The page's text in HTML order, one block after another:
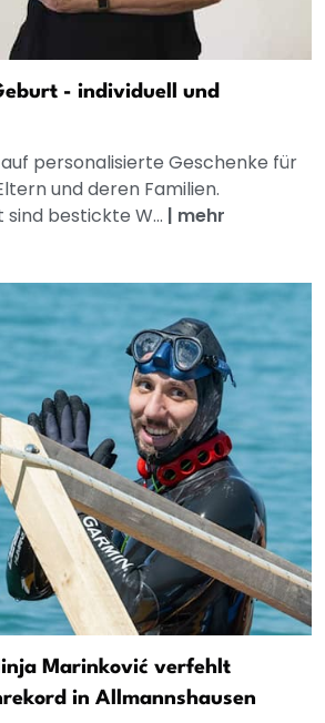
- individuell und
personalisierte Geschenke für
und deren Familien.
bestickte W... | mehr
Marinković verfehlt
in Allmannshausen